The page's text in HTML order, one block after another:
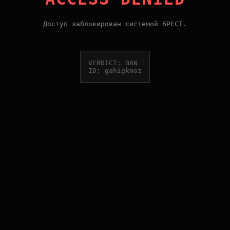
Доступ заблокирован системой БРЕСТ.
VERDICT: BAN
ID: gahigkmoz